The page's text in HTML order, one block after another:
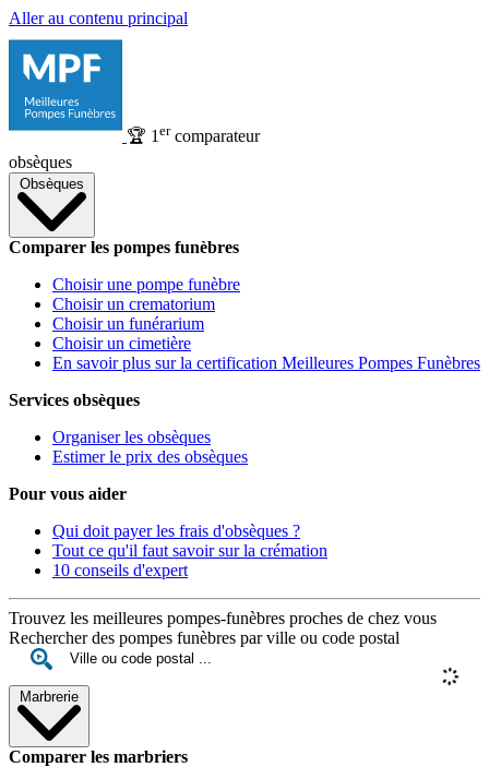
Aller au contenu principal
🏆 1 ercomparateur
obsèques
Obsèques
Comparer les pompes funèbres
Choisir une pompe funèbre
Choisir un crematorium
Choisir un funérarium
Choisir un cimetière
En savoir plus sur la certification Meilleures Pompes Funèbres
Services obsèques
Organiser les obsèques
Estimer le prix des obsèques
Pour vous aider
Qui doit payer les frais d'obsèques ?
Tout ce qu'il faut savoir sur la crémation
10 conseils d'expert
Trouvez les meilleures pompes-funèbres proches de chez vous
Rechercher des pompes funèbres par ville ou code postal
Marbrerie
Comparer les marbriers